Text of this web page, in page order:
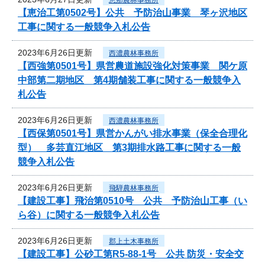
【恵治工第0502号】公共 予防治山事業 琴ヶ沢地区
工事に関する一般競争入札公告
2023年6月26日更新 西濃農林事務所
【西強第0501号】県営農道施設強化対策事業 関ケ原
中部第二期地区 第4期舗装工事に関する一般競争入
札公告
2023年6月26日更新 西濃農林事務所
【西保第0501号】県営かんがい排水事業（保全合理化
型） 多芸直江地区 第3期排水路工事に関する一般
競争入札公告
2023年6月26日更新 飛騨農林事務所
【建設工事】飛治第0510号 公共 予防治山工事（い
ら谷）に関する一般競争入札公告
2023年6月26日更新 郡上土木事務所
【建設工事】公砂工第R5-88-1号 公共 防災・安全交